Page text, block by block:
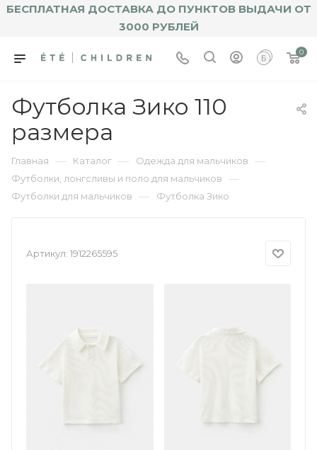
БЕСПЛАТНАЯ ДОСТАВКА ДО ПУНКТОВ ВЫДАЧИ ОТ
3000 РУБЛЕЙ
0
Футболка Зико 110
размера
Главная — Каталог — Одежда для мальчиков —
Футболки, лонгсливы и поло для мальчиков —
Футболки для мальчиков — Футболка Зико
Артикул: 1912265595